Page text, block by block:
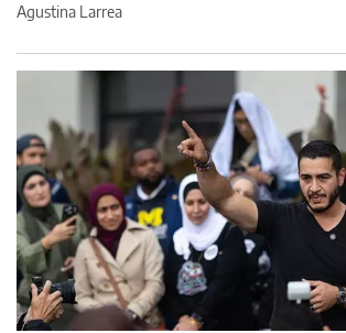
Agustina Larrea